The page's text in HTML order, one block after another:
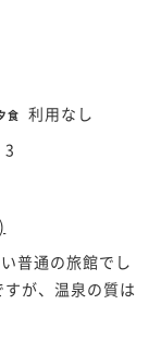
食 利用なし
3
普通の旅館でし
が、温泉の質は